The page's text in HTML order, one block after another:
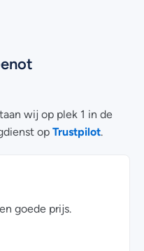
wij op plek 1 in de
op Trustpilot
goede prijs.